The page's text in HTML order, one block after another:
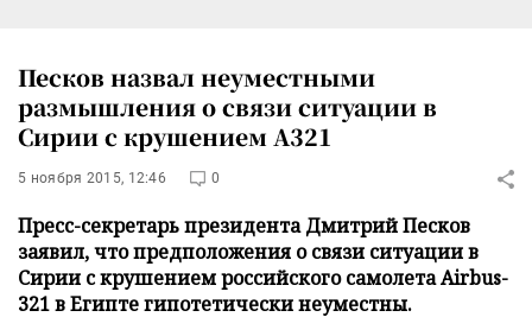
Песков назвал неуместными
размышления о связи ситуации в
Сирии с крушением А321
5 ноября 2015, 12:46 0
Пресс-секретарь президента Дмитрий Песков
заявил, что предположения о связи ситуации в
Сирии с крушением российского самолета Аirbus-
321 в Египте гипотетически неуместны.